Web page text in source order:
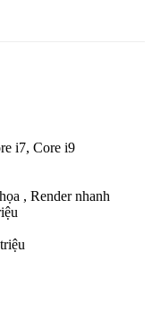
i7, Core i9
, Render nhanh